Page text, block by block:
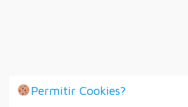
Permitir Cookies?